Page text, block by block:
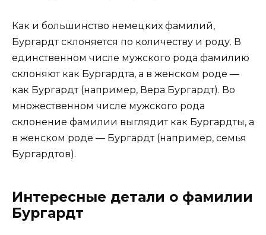
Как и большинство немецких фамилий,
Бургардт склоняется по количеству и роду. В
единственном числе мужского рода фамилию
склоняют как Бургардта, а в женском роде —
как Бургардт (например, Вера Бургардт). Во
множественном числе мужского рода
склонение фамилии выглядит как Бургардты, а
в женском роде — Бургардт (например, семья
Бургардтов).
Интересные детали о фамилии
Бургардт